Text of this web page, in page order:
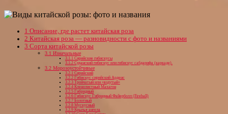
1 Описание, где растет китайская роза
2 Китайская роза — разновидности с фото и названиями
3 Сорта китайской розы
3.1 Изначальные
3.1.1 Сирийские гибискусы
3.1.2 Суданский гибискус или гибискус сабдарифа (каркаде).
3.2 Морозоустойчивые
3.2.1 Сирийский
3.2.2 Гибискус сирийский Арденс
3.2.3 Тройчатый или «вздутый»
3.2.4 Кленолистный Махагон
3.2.5 Гибридный
3.2.6 Гибискус Гибридный Файерболл (Fireball)
3.2.7 Болотный
3.2.8 Мускусный
3.2.9 Крылья ангела